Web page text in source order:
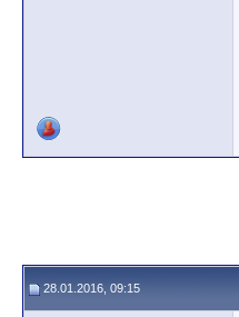
28.01.2016, 09:15